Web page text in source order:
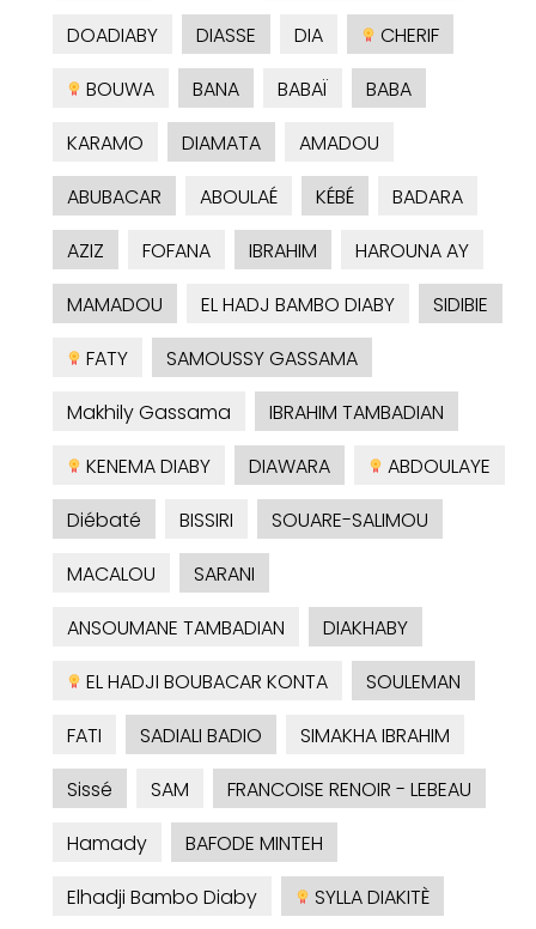
DOADIABY
DIASSE DIA
CHERIF
BOUWA
BANA BABAÏ
BABA
KARAMO
DIAMATA
AMADOU
ABUBACAR
ABOULAÉ KÉBÉ
BADARA
AZIZ
FOFANA IBRAHIM
HAROUNA AY
MAMADOU
EL HADJ BAMBO DIABY
SIDIBIE
FATY
SAMOUSSY GASSAMA
Makhily Gassama
IBRAHIM TAMBADIAN
KENEMA DIABY
DIAWARA
ABDOULAYE
Diébaté
BISSIRI
SOUARE-SALIMOU
MACALOU
SARANI
ANSOUMANE TAMBADIAN
DIAKHABY
EL HADJI BOUBACAR KONTA
SOULEMAN
FATI
SADIALI BADIO
SIMAKHA IBRAHIM
Sissé
SAM
FRANCOISE RENOIR - LEBEAU
Hamady
BAFODE MINTEH
Elhadji Bambo Diaby
SYLLA DIAKITÈ